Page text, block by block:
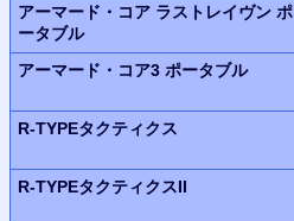
アーマード・コア ラストレイヴン ポ
ータブル
アーマード・コア3 ポータブル
R-TYPEタクティクス
R-TYPEタクティクスII